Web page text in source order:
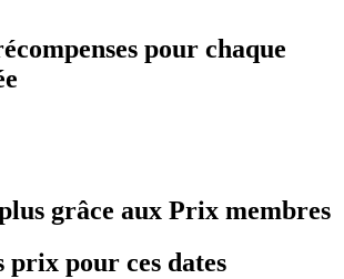
pour chaque
grâce aux Prix membres
prix pour ces dates